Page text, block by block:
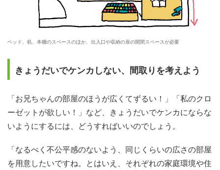
ベッド、机、本棚のスペースのほか、出入口や収納の扉の開閉スペースが必要
きょうだいでケンカしない、間取りを考えよう
「お兄ちゃんの部屋のほうが広くてずるい！」「私のクロ
ーゼットが欲しい！」など、きょうだいでケンカにならな
いようにするには、どうすればいいのでしょう。
「なるべく不公平感のないよう、同じくらいの広さの部屋
を用意したいですね。とはいえ、それぞれの家庭環境や住